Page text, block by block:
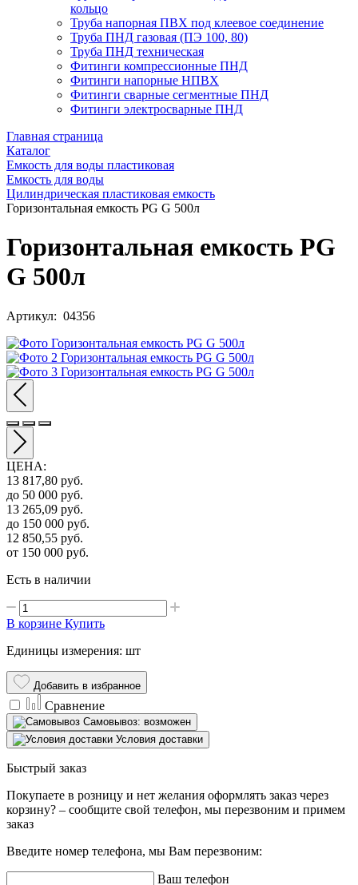
кольцо
Труба напорная ПВХ под клеевое соединение
Труба ПНД газовая (ПЭ 100, 80)
Труба ПНД техническая
Фитинги компрессионные ПНД
Фитинги напорные НПВХ
Фитинги сварные сегментные ПНД
Фитинги электросварные ПНД
Главная страница
Каталог
Емкость для воды пластиковая
Емкость для воды
Цилиндрическая пластиковая емкость
Горизонтальная емкость PG G 500л
Горизонтальная емкость PG
G 500л
Артикул: 04356
ЦЕНА:
13 817,80 руб.
до 50 000 руб.
13 265,09 руб.
до 150 000 руб.
12 850,55 руб.
от 150 000 руб.
Есть в наличии
В корзине Купить
Единицы измерения: шт
Добавить в избранное
Сравнение
Самовывоз: возможен
Условия доставки
Быстрый заказ
Покупаете в розницу и нет желания оформлять заказ через
корзину? – сообщите свой телефон, мы перезвоним и примем
заказ
Введите номер телефона, мы Вам перезвоним:
Ваш телефон